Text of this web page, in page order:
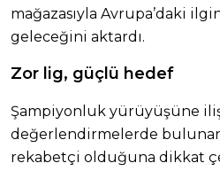
mağazasıyla Avrupa’daki
geleceğini aktardı.
Zor lig, güçlü hedef
Şampiyonluk yürüyüşüne
değerlendirmelerde
rekabetçi olduğuna dikkat